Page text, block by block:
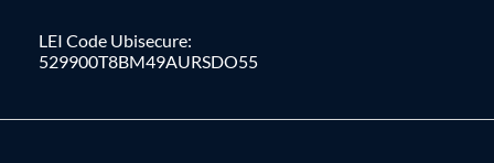
LEI Code Ubisecure:
529900T8BM49AURSDO55